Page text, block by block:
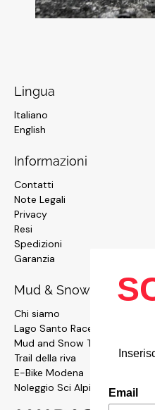
Lingua
Italiano
English
Informazioni
Contatti
Note Legali
Privacy
Resi
Spedizioni
Garanzia
Mud & Snow
Chi siamo
Lago Santo Race
Mud and Snow Team
Trail della riva
E-Bike Modena
Noleggio Sci AlpinismoEmail